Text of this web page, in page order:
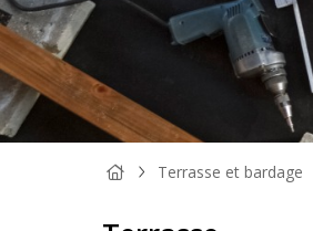
Terrasse et bardage